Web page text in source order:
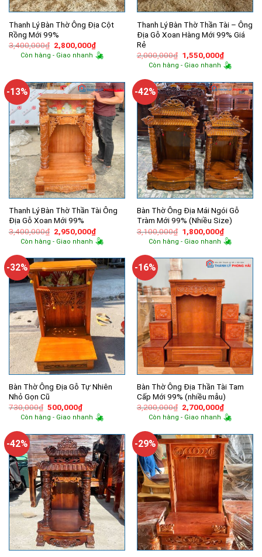
Thanh Lý Bàn Thờ Ông Địa Cột
Rồng Mới 99%
3,400,000₫ Giá
gốc
là:
2,800,000₫Giá
hiện
tại
Còn hàng - Giao nhanh
Thanh Lý Bàn Thờ Thần Tài – Ông
Địa Gỗ Xoan Hàng Mới 99% Giá
Rẻ
2,000,000₫ Giá
gốc
là:
1,550,000₫Giá
hiện
tại
Còn hàng - Giao nhanh
-13%
Thanh Lý Bàn Thờ Thần Tài Ông
Địa Gỗ Xoan Mới 99%
3,400,000₫ Giá
gốc
là:
2,950,000₫Giá
hiện
tại
2,950,000₫.
Còn hàng - Giao nhanh
-42%
Bàn Thờ Ông Địa Mái Ngói Gỗ
Tràm Mới 99% (Nhiều Size)
3,100,000₫ Giá
gốc
là:
1,800,000₫Giá
hiện
tại
Còn hàng - Giao nhanh
-32%
Bàn Thờ Ông Địa Gỗ Tự Nhiên
Nhỏ Gọn Cũ
730,000₫ Giá
gốc
là:
500,000₫Giá
hiện
tại
500,000₫.
Còn hàng - Giao nhanh
-16%
Bàn Thờ Ông Địa Thần Tài Tam
Cấp Mới 99% (nhiều mẫu)
3,200,000₫ Giá
gốc
là:
2,700,000₫Giá
hiện
tại
Còn hàng - Giao nhanh
-42% -29%